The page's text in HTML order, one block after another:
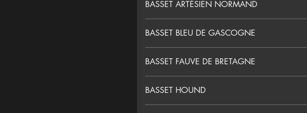
BASSET ARTÉSIEN NORMAND
BASSET BLEU DE GASCOGNE
BASSET FAUVE DE BRETAGNE
BASSET HOUND